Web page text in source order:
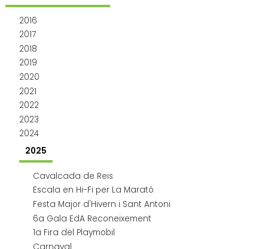
2016
2017
2018
2019
2020
2021
2022
2023
2024
2025
Cavalcada de Reis
Escala en Hi-Fi per La Marató
Festa Major d'Hivern i Sant Antoni
6a Gala EdA Reconeixement
1a Fira del Playmobil
Carnaval